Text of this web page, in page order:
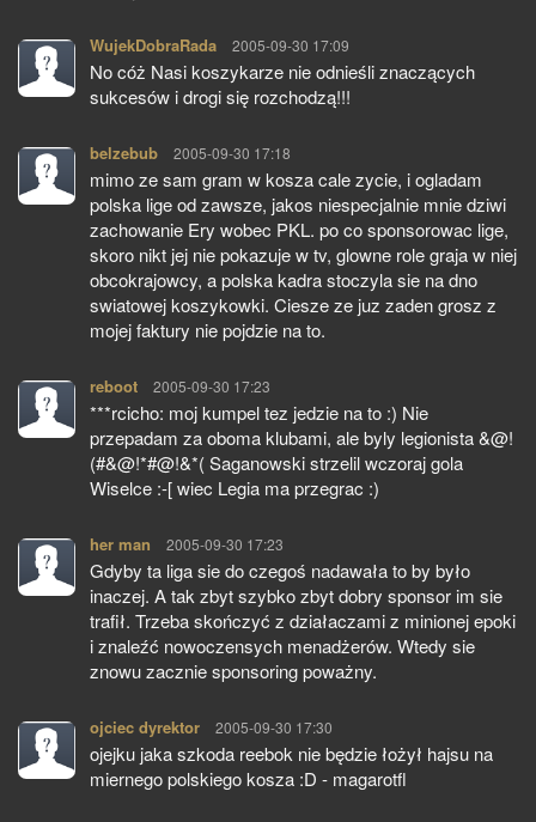
WujekDobraRada pisze:
2005-09-30 17:09
No cóż Nasi koszykarze nie odnieśli znaczących
sukcesów i drogi się rozchodzą!!!
belzebub pisze:
2005-09-30 17:18
mimo ze sam gram w kosza cale zycie, i ogladam
polska lige od zawsze, jakos niespecjalnie mnie dziwi
zachowanie Ery wobec PKL. po co sponsorowac lige,
skoro nikt jej nie pokazuje w tv, glowne role graja w niej
obcokrajowcy, a polska kadra stoczyla sie na dno
swiatowej koszykowki. Ciesze ze juz zaden grosz z
mojej faktury nie pojdzie na to.
reboot pisze:
2005-09-30 17:23
***rcicho: moj kumpel tez jedzie na to :) Nie
przepadam za oboma klubami, ale byly legionista &@!
(#&@!*#@!&*( Saganowski strzelil wczoraj gola
Wiselce :-[ wiec Legia ma przegrac :)
her man pisze:
2005-09-30 17:23
Gdyby ta liga sie do czegoś nadawała to by było
inaczej. A tak zbyt szybko zbyt dobry sponsor im sie
trafił. Trzeba skończyć z działaczami z minionej epoki
i znaleźć nowoczensych menadżerów. Wtedy sie
znowu zacznie sponsoring poważny.
ojciec dyrektor pisze:
2005-09-30 17:30
ojejku jaka szkoda reebok nie będzie łożył hajsu na
miernego polskiego kosza :D - magarotfl